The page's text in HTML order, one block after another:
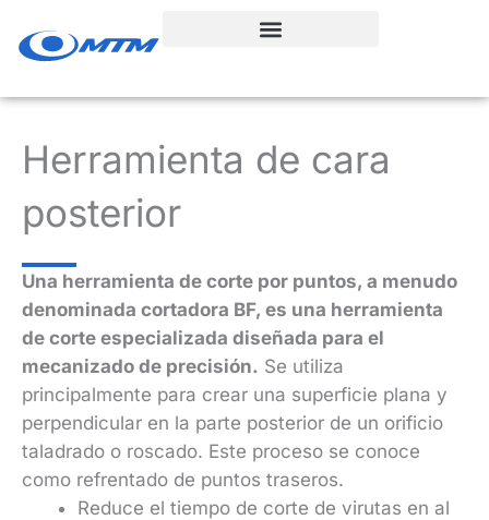
Herramienta de cara
posterior
Una herramienta de corte por puntos, a menudo
denominada cortadora BF, es una herramienta
de corte especializada diseñada para el
mecanizado de precisión. Se utiliza
principalmente para crear una superficie plana y
perpendicular en la parte posterior de un orificio
taladrado o roscado. Este proceso se conoce
como refrentado de puntos traseros.
Reduce el tiempo de corte de virutas en al